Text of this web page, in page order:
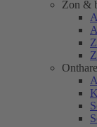
Zon &